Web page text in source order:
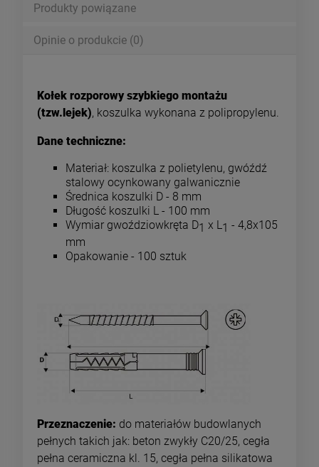
Produkty powiązane
Opinie o produkcie (0)
Kołek rozporowy szybkiego montażu
(tzw.lejek), koszulka wykonana z polipropylenu.
Dane techniczne:
Materiał: koszulka z polietylenu, gwóźdź
stalowy ocynkowany galwanicznie
Średnica koszulki D - 8 mm
Długość koszulki L - 100 mm
Wymiar gwoździowkręta D1 x L 1 - 4,8x105
mm
Opakowanie - 100 sztuk
Przeznaczenie: do materiałów budowlanych
pełnych takich jak: beton zwykły C20/25, cegła
pełna ceramiczna kl. 15, cegła pełna silikatowa